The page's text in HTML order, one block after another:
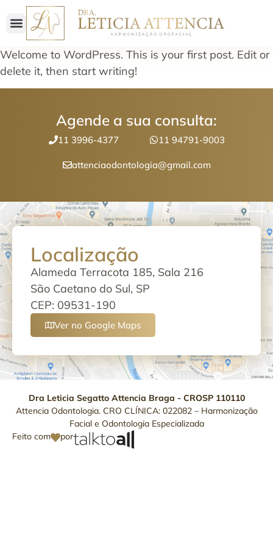
Welcome to WordPress. This is your first post. Edit or
delete it, then start writing!
Agende a sua consulta:
11 3996-4377 11 94791-9003
attenciaodontologia@gmail.com
Localização
Alameda Terracota 185, Sala 216
São Caetano do Sul, SP
CEP: 09531-190
Ver no Google Maps
Dra Leticia Segatto Attencia Braga - CROSP 110110
Attencia Odontologia. CRO CLÍNICA: 022082 – Harmonização
Facial e Odontologia Especializada
Feito com
por